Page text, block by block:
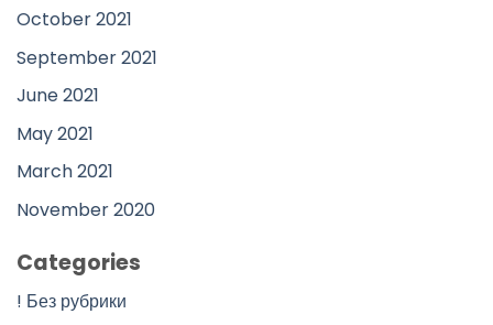
October 2021
September 2021
June 2021
May 2021
March 2021
November 2020
Categories
! Без рубрики